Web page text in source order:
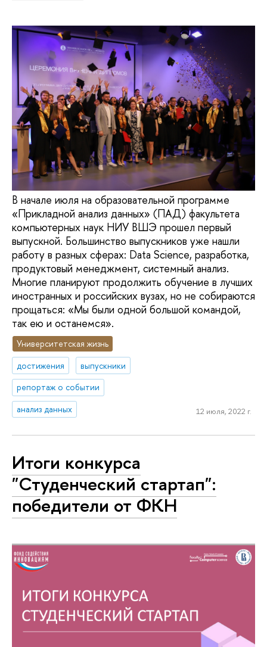
В начале июля на образовательной программе
«Прикладной анализ данных» (ПАД) факультета
компьютерных наук НИУ ВШЭ прошел первый
выпускной. Большинство выпускников уже нашли
работу в разных сферах: Data Science, разработка,
продуктовый менеджмент, системный анализ.
Многие планируют продолжить обучение в лучших
иностранных и российских вузах, но не собираются
прощаться: «Мы были одной большой командой,
так ею и останемся».
Университетская жизнь
достижения
выпускники
репортаж о событии
анализ данных
12 июля, 2022 г.
Итоги конкурса
"Студенческий стартап":
победители от ФКН